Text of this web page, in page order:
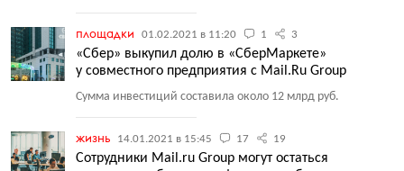
площадки 01.02.2021 в 11:20 1 3
«Сбер» выкупил долю в «СберМаркете»
у совместного предприятия с Mail.Ru Group
Сумма инвестиций составила около 12 млрд руб.
жизнь 14.01.2021 в 15:45 17 19
Сотрудники Mail.ru Group могут остаться